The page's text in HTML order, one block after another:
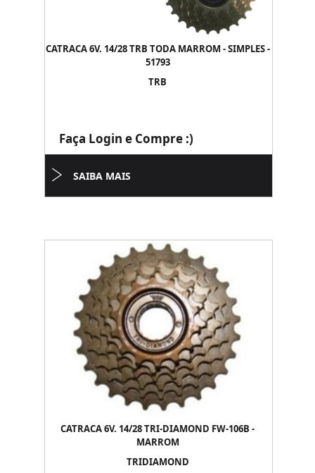
CATRACA 6V. 14/28 TRB TODA MARROM - SIMPLES -
51793
TRB
Faça Login e Compre :)
SAIBA MAIS
CATRACA 6V. 14/28 TRI-DIAMOND FW-106B -
MARROM
TRIDIAMOND